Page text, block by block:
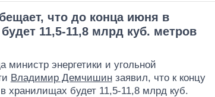
что до конца июня в
11,5-11,8 млрд куб. метров
министр энергетики и угольной
Владимир Демчишинзаявил, что к концу
хранилищах будет 11,5-11,8 млрд куб.